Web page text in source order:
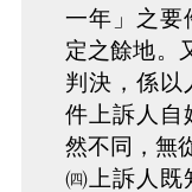
一年」之要
定之餘地。
判決，係以
件上訴人自
然不同，無
㈣上訴人既